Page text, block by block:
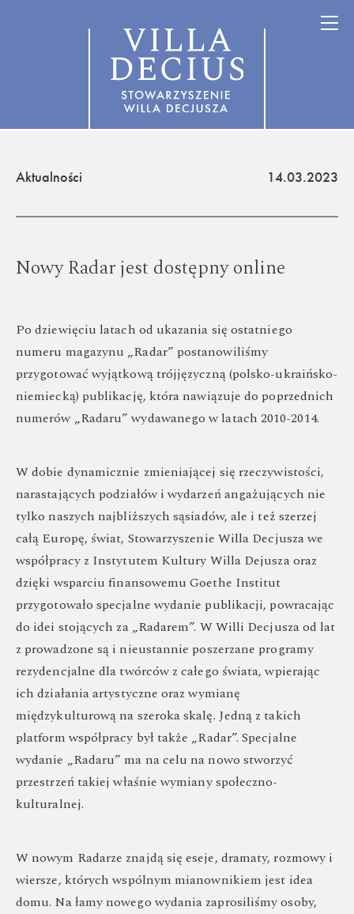
Aktualności 14.03.2023
Nowy Radar jest dostępny online
Po dziewięciu latach od ukazania się ostatniego
numeru magazynu „Radar” postanowiliśmy
przygotować wyjątkową trójjęzyczną (polsko-ukraińsko-
niemiecką) publikację, która nawiązuje do poprzednich
numerów „Radaru” wydawanego w latach 2010-2014.
W dobie dynamicznie zmieniającej się rzeczywistości,
narastających podziałów i wydarzeń angażujących nie
tylko naszych najbliższych sąsiadów, ale i też szerzej
całą Europę, świat, Stowarzyszenie Willa Decjusza we
współpracy z Instytutem Kultury Willa Dejusza oraz
dzięki wsparciu finansowemu Goethe Institut
przygotowało specjalne wydanie publikacji, powracając
do idei stojących za „Radarem”. W Willi Decjusza od lat
z prowadzone są i nieustannie poszerzane programy
rezydencjalne dla twórców z całego świata, wpierając
ich działania artystyczne oraz wymianę
międzykulturową na szeroka skalę. Jedną z takich
platform współpracy był także „Radar”. Specjalne
wydanie „Radaru” ma na celu na nowo stworzyć
przestrzeń takiej właśnie wymiany społeczno-
kulturalnej.
W nowym Radarze znajdą się eseje, dramaty, rozmowy i
wiersze, których wspólnym mianownikiem jest idea
domu. Na łamy nowego wydania zaprosiliśmy osoby,